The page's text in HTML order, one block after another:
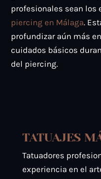
profesionales sean los
piercing en Málaga.
profundizar aún más
cuidados básicos
del piercing.
TATUAJES
Tatuadores
experiencia en el